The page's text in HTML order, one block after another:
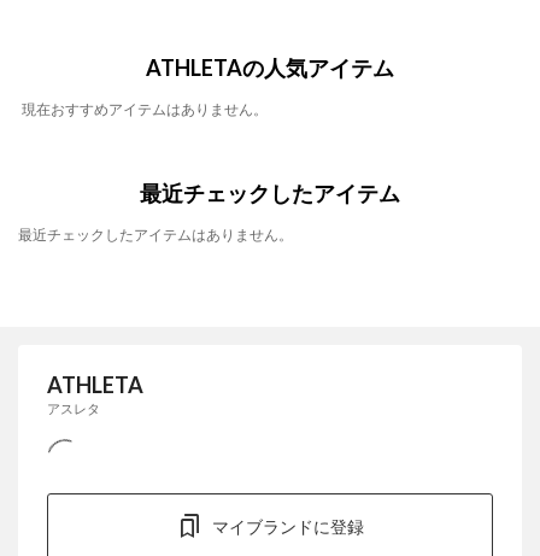
ATHLETAの人気アイテム
現在おすすめアイテムはありません。
最近チェックしたアイテム
最近チェックしたアイテムはありません。
ATHLETA
アスレタ
マイブランドに登録